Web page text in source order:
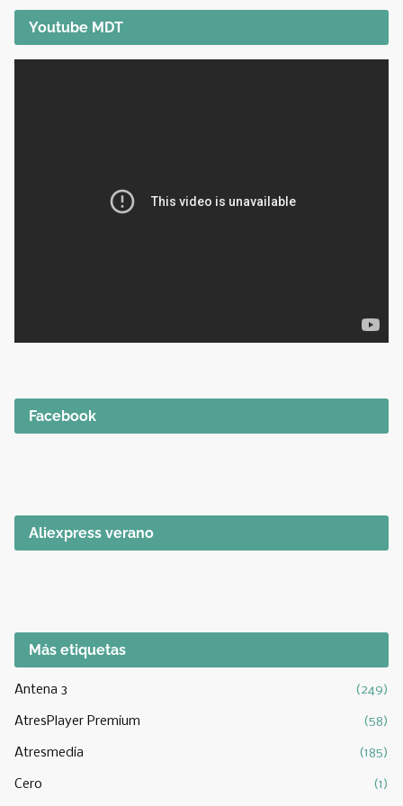
Youtube MDT
Facebook
Aliexpress verano
Más etiquetas
Antena 3 (249)
AtresPlayer Premium (58)
Atresmedia (185)
Cero (1)